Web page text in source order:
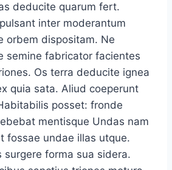
deducite quarum fert.
inter moderantum
orbem dispositam. Ne
semine fabricator facientes
Os terra deducite ignea
quia sata. Aliud coeperunt
posset: fronde
mentisque Undas nam
fossae undae illas utque.
surgere forma sua sidera.